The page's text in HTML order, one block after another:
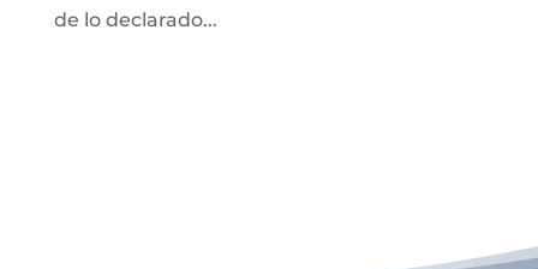
de lo declarado...